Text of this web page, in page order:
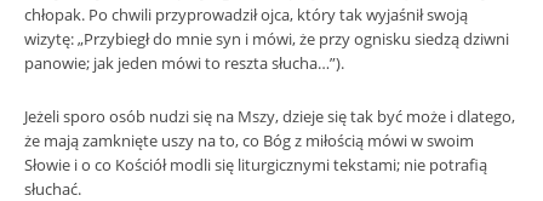
chłopak. Po chwili przyprowadził ojca, który tak wyjaśnił swoją
wizytę: „Przybiegł do mnie syn i mówi, że przy ognisku siedzą dziwni
panowie; jak jeden mówi to reszta słucha…”).
Jeżeli sporo osób nudzi się na Mszy, dzieje się tak być może i dlatego,
że mają zamknięte uszy na to, co Bóg z miłością mówi w swoim
Słowie i o co Kościół modli się liturgicznymi tekstami; nie potrafią
słuchać.